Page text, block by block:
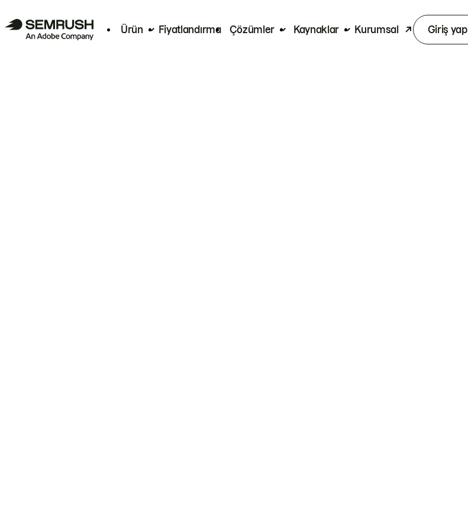
Ürün Fiyatlandırma Çözümler Kaynaklar Kurumsal Giriş yap